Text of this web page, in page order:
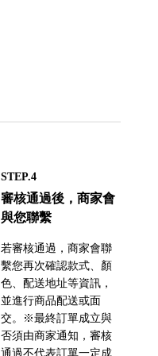
STEP.4
審核通過後，商家會
與您聯繫
若審核通過，商家會聯
繫您再次確認款式、顏
色、配送地址等資訊，
並進行商品配送或面
交。※最終訂單成立與
否須由商家通知，審核
通過不代表訂單一定成